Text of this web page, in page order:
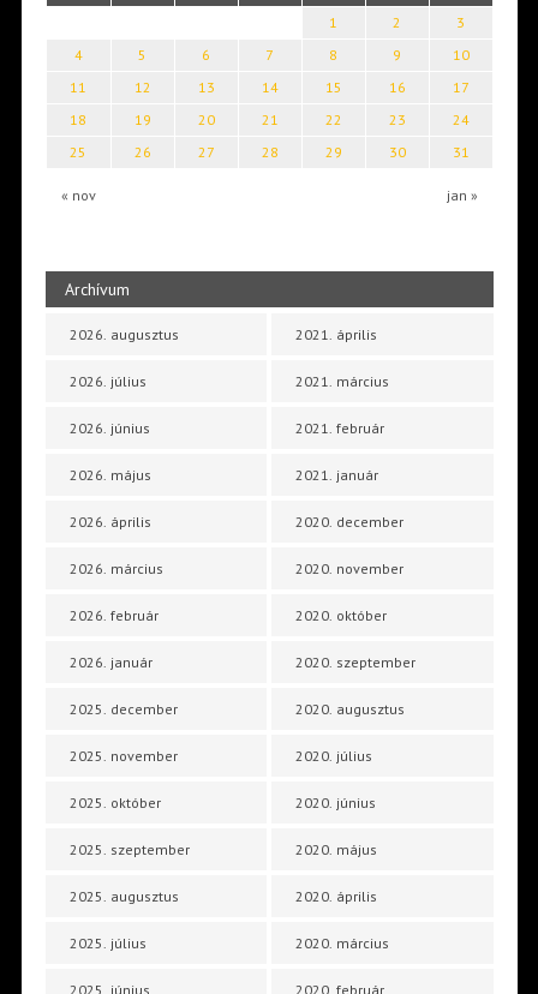
« nov jan »
1 2
3
4
5 6 7 8 9
10
11
12 13 14 15 16
17
18
19 20 21 22 23
24
25
26 27 28 29 30 31
Archívum
2026. augusztus
2026. július
2026. június
2026. május
2026. április
2026. március
2026. február
2026. január
2025. december
2025. november
2025. október
2025. szeptember
2025. augusztus
2025. július
2025. június
2021. április
2021. március
2021. február
2021. január
2020. december
2020. november
2020. október
2020. szeptember
2020. augusztus
2020. július
2020. június
2020. május
2020. április
2020. március
2020. február